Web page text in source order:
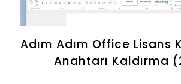
Adım Adım Office Lisans
Anahtarı Kaldırma